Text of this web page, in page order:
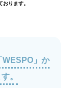
ります。
WESPO」か
。